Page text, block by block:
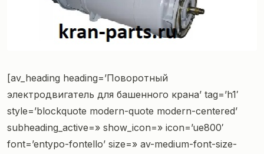
[av_heading heading=’Поворотный
электродвигатель для башенного крана’ tag=’h1′
style=’blockquote modern-quote modern-centered’
subheading_active=» show_icon=» icon=’ue800′
font=’entypo-fontello’ size=» av-medium-font-size-